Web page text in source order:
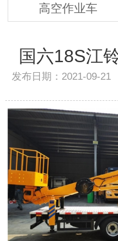
高空作业车
国六18S江
发布日期：2021-09-